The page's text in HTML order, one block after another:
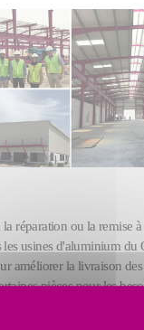
la réparation ou la remise
les usines d'aluminium du
améliorer la livraison
pièces pour les